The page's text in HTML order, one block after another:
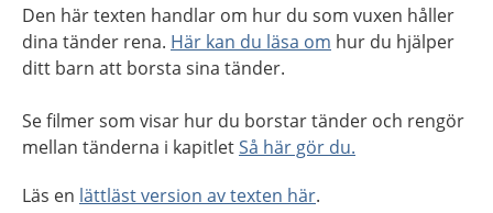
Den här texten handlar om hur du som vuxen håller
dina tänder rena. Här kan du läsa om hur du hjälper
ditt barn att borsta sina tänder.
Se filmer som visar hur du borstar tänder och rengör
mellan tänderna i kapitletSå här gör du.
Läs en lättläst version av texten här.